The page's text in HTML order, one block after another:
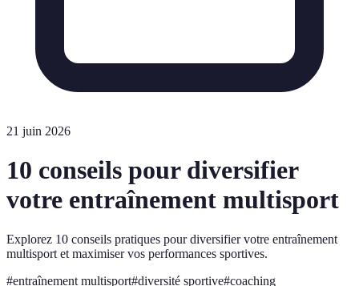
21 juin 2026
10 conseils pour diversifier
votre entraînement multisport
Explorez 10 conseils pratiques pour diversifier votre entraînement
multisport et maximiser vos performances sportives.
#entraînement multisport#diversité sportive#coaching